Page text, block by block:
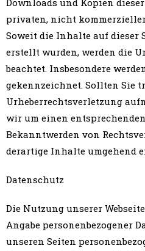
Downloads und Kopien
privaten, nicht
Soweit die Inhalte auf dieser
erstellt wurden, werden die
beachtet. Insbesondere
gekennzeichnet. Sollten Sie
Urheberrechtsverletzung
wir um einen
Bekanntwerden von
derartige Inhalte umgehend
Datenschutz
Die Nutzung unserer
Angabe personenbezogener
unseren Seiten